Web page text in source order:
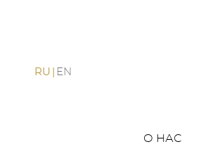
RU EN
О НАС